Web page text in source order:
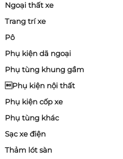
Ngoại thất xe
Trang trí xe
Pô
Phụ kiện dã ngoại
Phụ tùng khung gầm
Phụ kiện nội thất
Phụ kiện cốp xe
Phụ tùng khác
Sạc xe điện
Thảm lót sàn